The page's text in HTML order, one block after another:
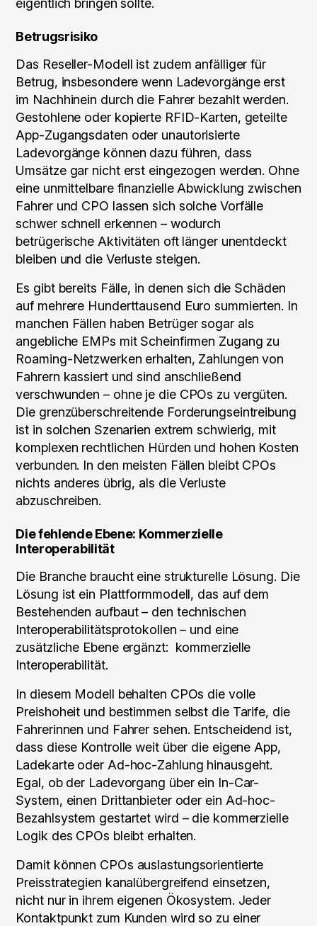
Betrugsrisiko
Das Reseller-Modell ist zudem anfälliger für
Betrug, insbesondere wenn Ladevorgänge erst
im Nachhinein durch die Fahrer bezahlt werden.
Gestohlene oder kopierte RFID-Karten, geteilte
App-Zugangsdaten oder unautorisierte
Ladevorgänge können dazu führen, dass
Umsätze gar nicht erst eingezogen werden. Ohne
eine unmittelbare finanzielle Abwicklung zwischen
Fahrer und CPO lassen sich solche Vorfälle
schwer schnell erkennen – wodurch
betrügerische Aktivitäten oft länger unentdeckt
bleiben und die Verluste steigen.
Es gibt bereits Fälle, in denen sich die Schäden
auf mehrere Hunderttausend Euro summierten. In
manchen Fällen haben Betrüger sogar als
angebliche EMPs mit Scheinfirmen Zugang zu
Roaming-Netzwerken erhalten, Zahlungen von
Fahrern kassiert und sind anschließend
verschwunden – ohne je die CPOs zu vergüten.
Die grenzüberschreitende Forderungseintreibung
ist in solchen Szenarien extrem schwierig, mit
komplexen rechtlichen Hürden und hohen Kosten
verbunden. In den meisten Fällen bleibt CPOs
nichts anderes übrig, als die Verluste
abzuschreiben.
Die fehlende Ebene: Kommerzielle
Interoperabilität
Die Branche braucht eine strukturelle Lösung. Die
Lösung ist ein Plattformmodell, das auf dem
Bestehenden aufbaut – den technischen
Interoperabilitätsprotokollen – und eine
zusätzliche Ebene ergänzt: kommerzielle
Interoperabilität.
In diesem Modell behalten CPOs die volle
Preishoheit und bestimmen selbst die Tarife, die
Fahrerinnen und Fahrer sehen. Entscheidend ist,
dass diese Kontrolle weit über die eigene App,
Ladekarte oder Ad-hoc-Zahlung hinausgeht.
Egal, ob der Ladevorgang über ein In-Car-
System, einen Drittanbieter oder ein Ad-hoc-
Bezahlsystem gestartet wird – die kommerzielle
Logik des CPOs bleibt erhalten.
Damit können CPOs auslastungsorientierte
Preisstrategien kanalübergreifend einsetzen,
nicht nur in ihrem eigenen Ökosystem. Jeder
Kontaktpunkt zum Kunden wird so zu einer